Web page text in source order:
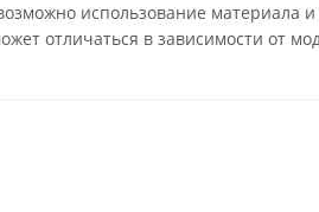
использование материала и
отличаться в зависимости от